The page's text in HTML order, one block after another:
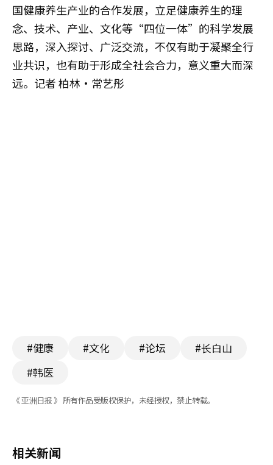
国健康养生产业的合作发展，立足健康养生的理
念、技术、产业、文化等“四位一体”的科学发展
思路，深入探讨、广泛交流，不仅有助于凝聚全行
业共识，也有助于形成全社会合力，意义重大而深
远。记者 柏林·常艺彤
#健康 #文化 #论坛
#长白山
#韩医
《 亚洲日报 》 所有作品受版权保护，未经授权，禁止转载。
相关新闻